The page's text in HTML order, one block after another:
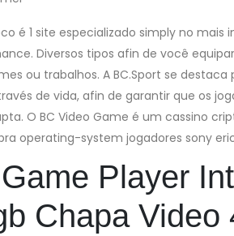
é 1 site especializado simply no
Diversos tipos afin de você
ou trabalhos. A BC.Sport se
de vida, afin de garantir que os
O BC Video Game é um cassino
operating-system jogadores sony
Player
Chapa Video